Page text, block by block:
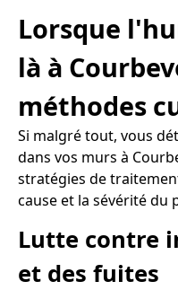
Lorsque
là à
méthodes
Si malgré tout, vous
dans vos murs à
stratégies de
cause et la sévérité du
Lutte contre
et des fuites